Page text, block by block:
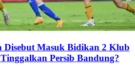
Disebut Masuk Bidikan 2 Klub
Persib Bandung?